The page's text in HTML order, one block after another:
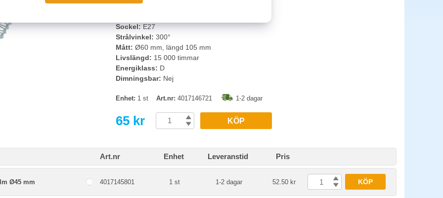
Ljusflöde:
Sockel:E27
Strålvinkel: 300°
Mått: Ø60 mm, längd 105 mm
Livslängd: 15 000 timmar
Energiklass: D
Dimningsbar: Nej
Enhet: 1 st Art.nr: 4017146721 1-2 dagar
65 kr KÖP
Art.nr Enhet Leveranstid Pris
Ø45 mm 4017145801 1 st 1-2 dagar 52.50 kr KÖP